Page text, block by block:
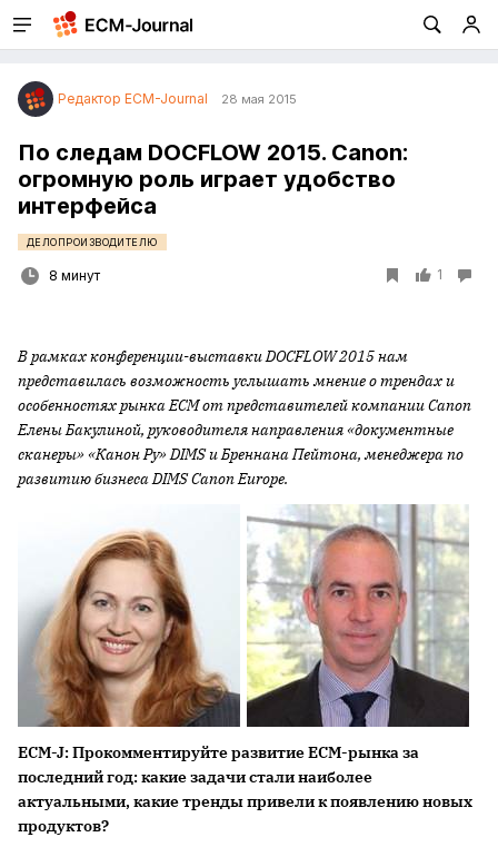
Редактор ECM-Journal 28 мая 2015
По следам DOCFLOW 2015. Canon:
огромную роль играет удобство
интерфейса
ДЕЛОПРОИЗВОДИТЕЛЮ
8 минут 1
В рамках конференции-выставкиDOCFLOW 2015 нам
представилась возможность услышать мнение о трендах и
особенностях рынкаECM от представителей компанииCanon
Елены Бакулиной, руководителя направления «документные
сканеры» «Канон Ру»DIMS и Бреннана Пейтона, менеджера по
развитию бизнесаDIMSCanonEurope.
ECM-J:Прокомментируйте развитиеECM-рынка за
последний год: какие задачи стали наиболее
актуальными, какие тренды привели к появлению новых
продуктов?